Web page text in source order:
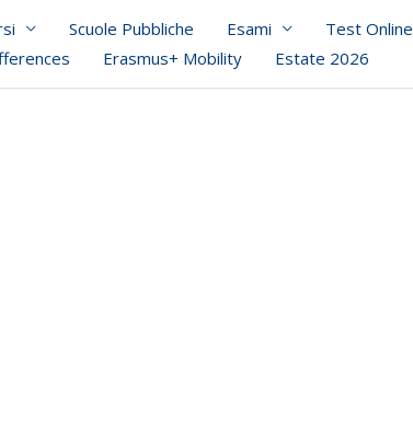
Scuole Pubbliche Esami Test Online
Erasmus+ Mobility Estate 2026